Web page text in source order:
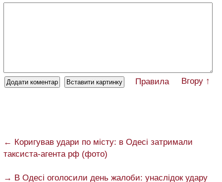
Правила Вгору ↑
← Коригував удари по місту: в Одесі затримали
таксиста-агента рф (фото)
→ В Одесі оголосили день жалоби: унаслідок удару